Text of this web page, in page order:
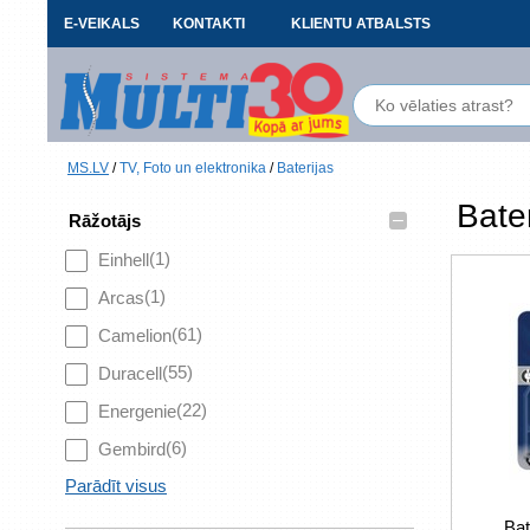
E-VEIKALS KONTAKTI KLIENTU ATBALSTS
MS.LV /TV, Foto un elektronika / Baterijas
Rāžotājs
–
Einhell(1)
Arcas(1)
Camelion(61)
Duracell(55)
Energenie(22)
Gembird(6)
Parādīt visus